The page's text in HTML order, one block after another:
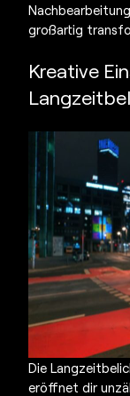
großartig
Kreative
Die
eröffnet dir